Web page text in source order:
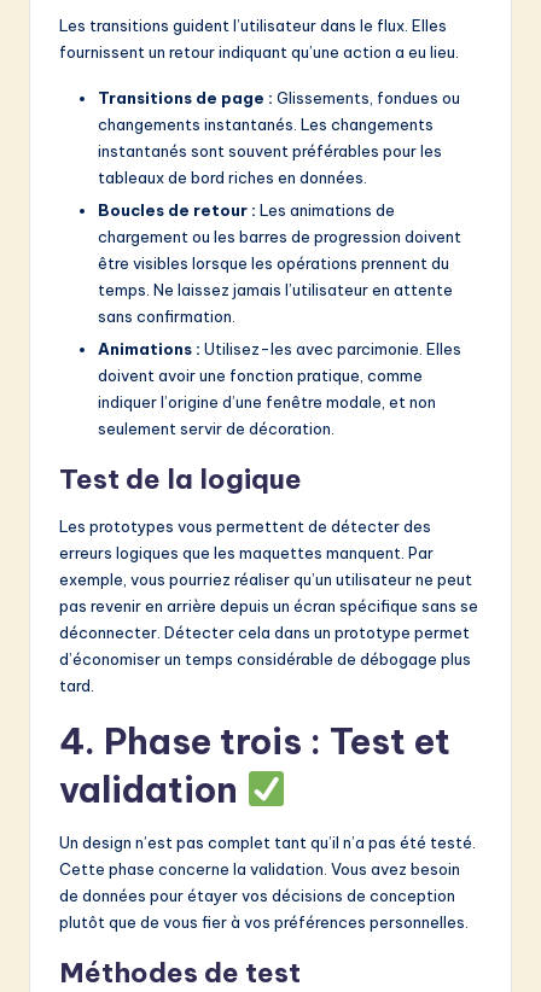
Les transitions guident l’utilisateur dans le flux. Elles
fournissent un retour indiquant qu’une action a eu lieu.
Transitions de page : Glissements, fondues ou
changements instantanés. Les changements
instantanés sont souvent préférables pour les
tableaux de bord riches en données.
Boucles de retour : Les animations de
chargement ou les barres de progression doivent
être visibles lorsque les opérations prennent du
temps. Ne laissez jamais l’utilisateur en attente
sans confirmation.
Animations : Utilisez-les avec parcimonie. Elles
doivent avoir une fonction pratique, comme
indiquer l’origine d’une fenêtre modale, et non
seulement servir de décoration.
Test de la logique
Les prototypes vous permettent de détecter des
erreurs logiques que les maquettes manquent. Par
exemple, vous pourriez réaliser qu’un utilisateur ne peut
pas revenir en arrière depuis un écran spécifique sans se
déconnecter. Détecter cela dans un prototype permet
d’économiser un temps considérable de débogage plus
tard.
4. Phase trois : Test et
validation
Un design n’est pas complet tant qu’il n’a pas été testé.
Cette phase concerne la validation. Vous avez besoin
de données pour étayer vos décisions de conception
plutôt que de vous fier à vos préférences personnelles.
Méthodes de test